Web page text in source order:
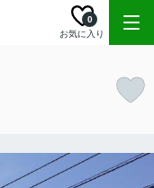
お気に入り
0